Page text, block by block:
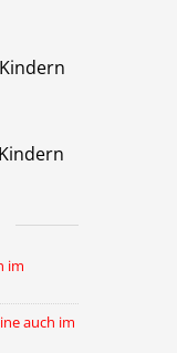
im
auch im